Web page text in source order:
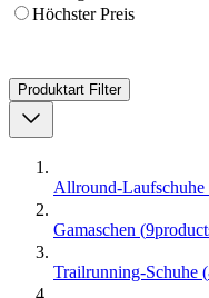
Höchster Preis
Produktart Filter
Allround-Laufschuhe
Gamaschen (9
Trailrunning-Schuhe (